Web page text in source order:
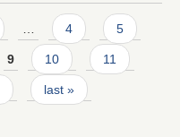
4 5
9 10 11
last »